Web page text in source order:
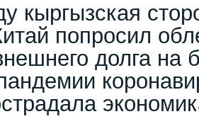
кыргызская
попросил
долга на